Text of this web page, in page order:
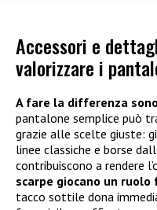
Accessori e
valorizzare i
A fare la differenza
pantalone semplice può
grazie alle scelte giuste:
linee classiche e borse
contribuiscono a rendere
scarpe giocano un
tacco sottile dona